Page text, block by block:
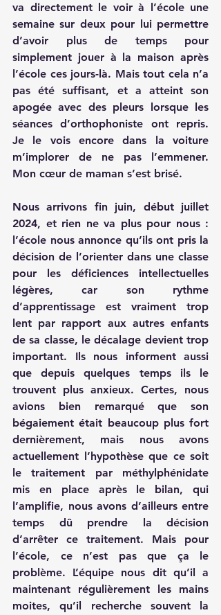
va directement le voir à l’école une
semaine sur deux pour lui permettre
d’avoir plus de temps pour
simplement jouer à la maison après
l’école ces jours-là. Mais tout cela n’a
pas été suffisant, et a atteint son
apogée avec des pleurs lorsque les
séances d’orthophoniste ont repris.
Je le vois encore dans la voiture
m’implorer de ne pas l’emmener.
Mon cœur de maman s’est brisé.
Nous arrivons fin juin, début juillet
2024, et rien ne va plus pour nous :
l’école nous annonce qu’ils ont pris la
décision de l’orienter dans une classe
pour les déficiences intellectuelles
légères, car son rythme
d’apprentissage est vraiment trop
lent par rapport aux autres enfants
de sa classe, le décalage devient trop
important. Ils nous informent aussi
que depuis quelques temps ils le
trouvent plus anxieux. Certes, nous
avions bien remarqué que son
bégaiement était beaucoup plus fort
dernièrement, mais nous avons
actuellement l’hypothèse que ce soit
le traitement par méthylphénidate
mis en place après le bilan, qui
l’amplifie, nous avons d’ailleurs entre
temps dû prendre la décision
d’arrêter ce traitement. Mais pour
l’école, ce n’est pas que ça le
problème. L’équipe nous dit qu’il a
maintenant régulièrement les mains
moites, qu’il recherche souvent la